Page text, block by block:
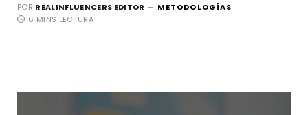
POR REALINFLUENCERS EDITOR
METODOLOGÍAS
6 MINS LECTURA